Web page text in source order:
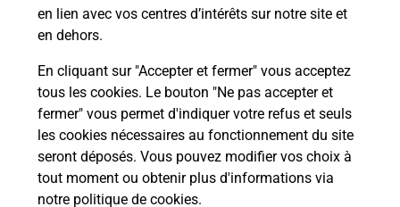
en lien avec vos centres d’intérêts sur notre site et
en dehors.
En cliquant sur "Accepter et fermer" vous acceptez
tous les cookies. Le bouton "Ne pas accepter et
fermer" vous permet d'indiquer votre refus et seuls
les cookies nécessaires au fonctionnement du site
seront déposés. Vous pouvez modifier vos choix à
tout moment ou obtenir plus d'informations via
notre politique de cookies.
NERAC
CONSIGNE STATION LAVAGE WASH 121